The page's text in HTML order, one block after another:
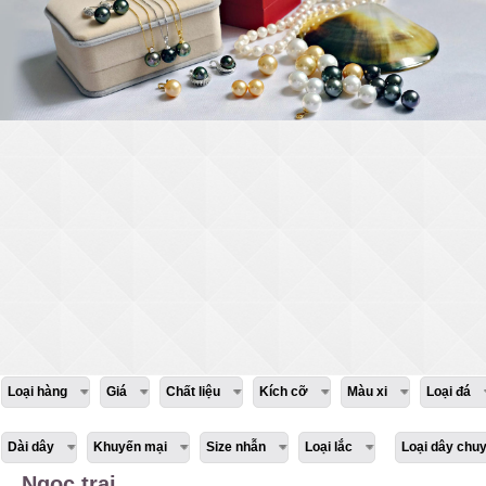
Loại hàng Giá Chất liệu Kích cỡ Màu xi Loại đá
Dài dây Khuyến mại Size nhẫn Loại lắc Loại dây